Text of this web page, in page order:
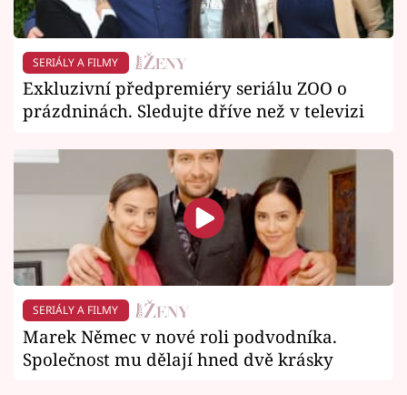
SERIÁLY A FILMY
Exkluzivní předpremiéry seriálu ZOO o
prázdninách. Sledujte dříve než v televizi
SERIÁLY A FILMY
Marek Němec v nové roli podvodníka.
Společnost mu dělají hned dvě krásky